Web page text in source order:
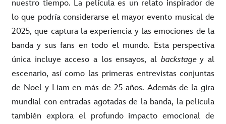
nuestro tiempo. La película es un relato inspirador de
lo que podría considerarse el mayor evento musical de
2025, que captura la experiencia y las emociones de la
banda y sus fans en todo el mundo. Esta perspectiva
única incluye acceso a los ensayos, al backstagey al
escenario, así como las primeras entrevistas conjuntas
de Noel y Liam en más de 25 años. Además de la gira
mundial con entradas agotadas de la banda, la película
también explora el profundo impacto emocional de